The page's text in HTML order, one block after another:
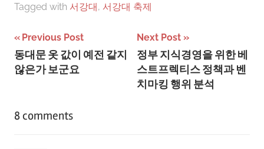
는 그런 것이 진짜 꿈이라고
이 아니라 단순한 바램 혹은
기를 보고 진짜 내꿈은 무엇
인가 다시 생각해보게됐고
Tagged with 서강대, 서강대 축제
글
탐
Previous Post
동대문 옷 값이 예전 같지
않은가 보군요
Next Post
정부 지식경영을 위한 베
스트프렉티스 정책과 벤
치마킹 행위 분석
8 comments